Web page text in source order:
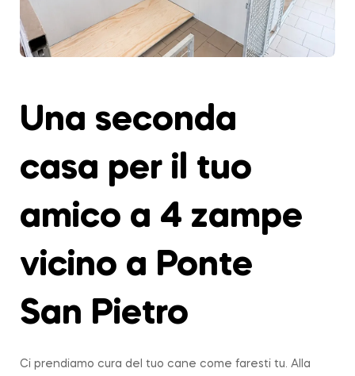
Una seconda
casa per il tuo
amico a 4 zampe
vicino a Ponte
San Pietro
Ci prendiamo cura del tuo cane come faresti tu. Alla